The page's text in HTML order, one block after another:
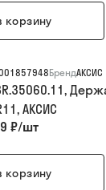
корзину
БрендАКСИС
АКСИC
₽/шт
корзину